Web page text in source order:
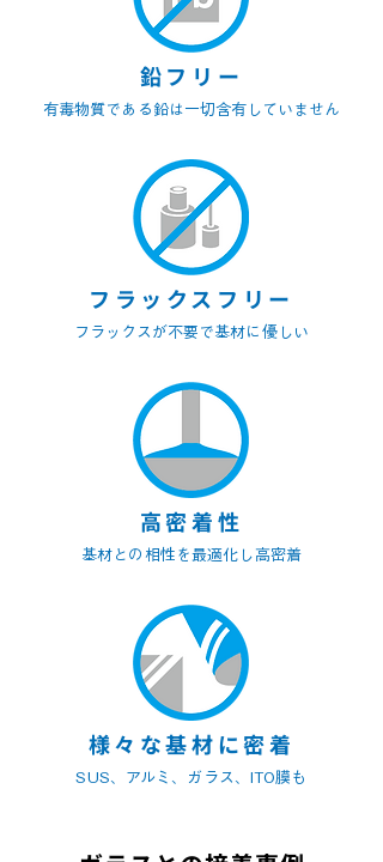
鉛フリー
有毒物質である鉛は一切含有していません
フラックスフリー
フラックスが不要で基材に優しい
高密着性
基材との相性を最適化し高密着
様々な基材に密着
SUS、アルミ、ガラス、ITO膜も